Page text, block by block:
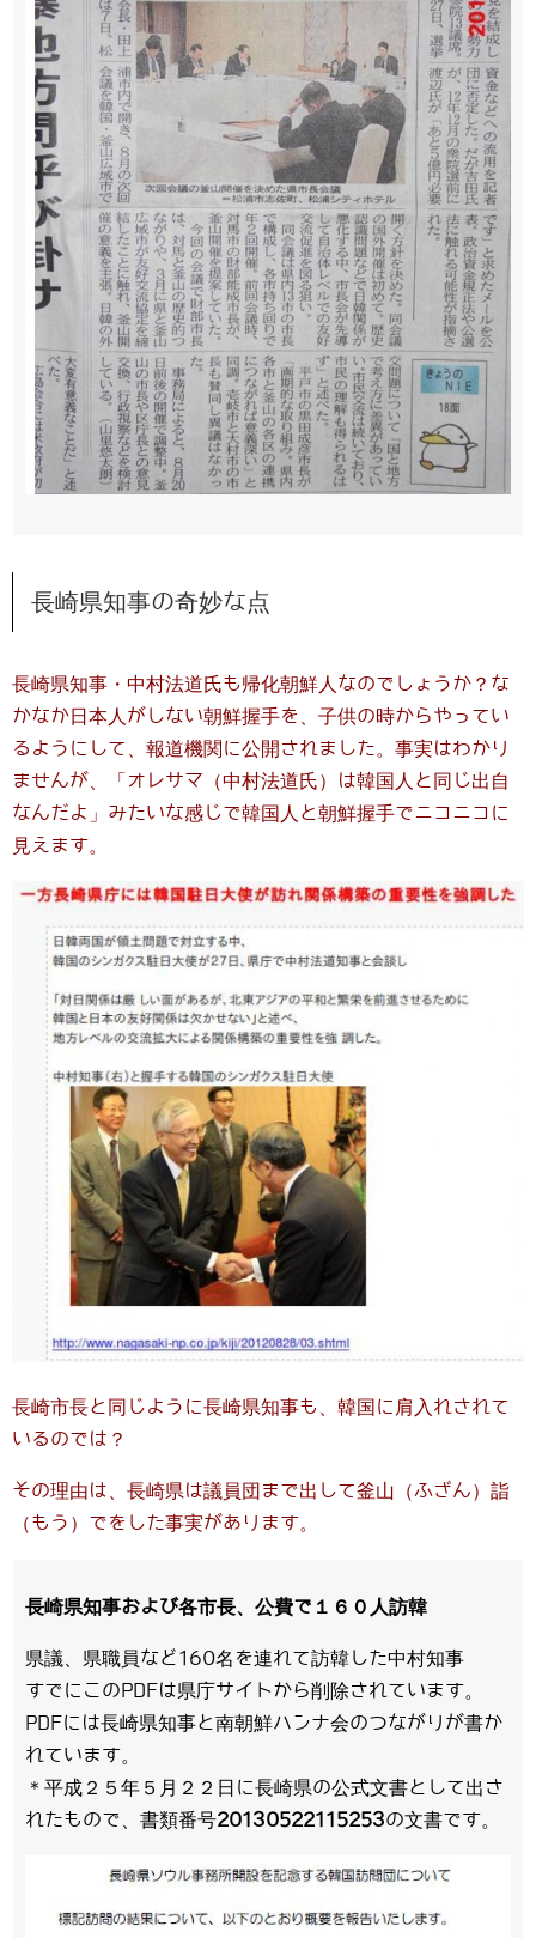
長崎県知事の奇妙な点
長崎県知事・中村法道氏も帰化朝鮮人なのでしょうか？な
かなか日本人がしない朝鮮握手を、子供の時からやってい
るようにして、報道機関に公開されました。事実はわかり
ませんが、「オレサマ（中村法道氏）は韓国人と同じ出自
なんだよ」みたいな感じで韓国人と朝鮮握手でニコニコに
見えます。
長崎市長と同じように長崎県知事も、韓国に肩入れされて
いるのでは？
その理由は、長崎県は議員団まで出して釜山（ふざん）詣
（もう）でをした事実があります。
長崎県知事および各市長、公費で１６０人訪韓
県議、県職員など160名を連れて訪韓した中村知事
すでにこのPDFは県庁サイトから削除されています。
PDFには長崎県知事と南朝鮮ハンナ会のつながりが書か
れています。
＊平成２５年５月２２日に長崎県の公式文書として出さ
れたもので、書類番号20130522115253の文書です。